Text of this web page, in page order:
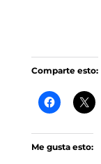
Comparte esto:
Me gusta esto: